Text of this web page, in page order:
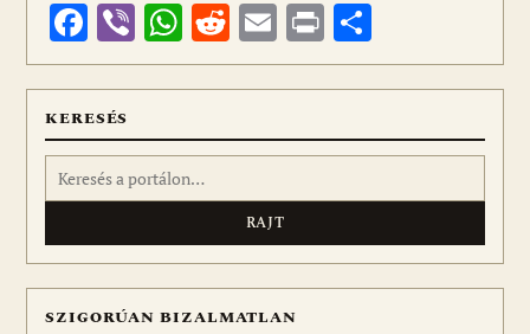
Facebook
ViberWhatsApp
Reddit
Email
Print
meg
KERESÉS
Keresés:
SZIGORÚAN BIZALMATLAN